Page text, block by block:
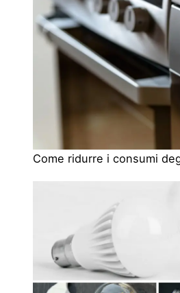
Come ridurre i consumi